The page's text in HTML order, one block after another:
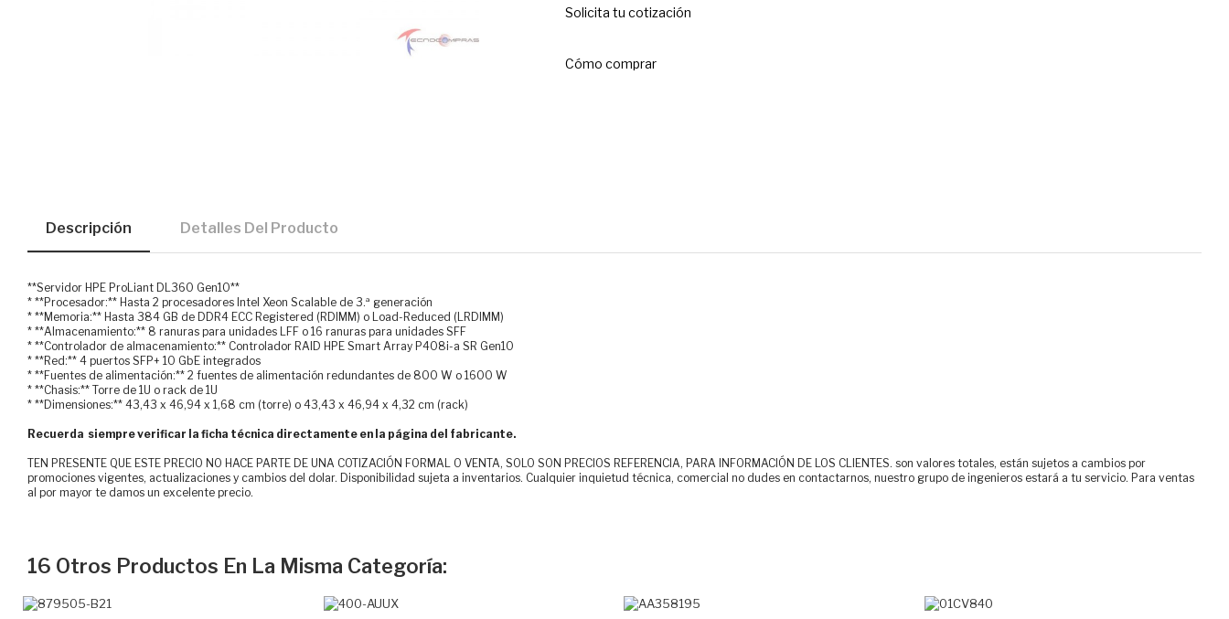
Solicita tu cotización
Cómo comprar
Descripción Detalles Del Producto
**Servidor HPE ProLiant DL360 Gen10**
* **Procesador:** Hasta 2 procesadores Intel Xeon Scalable de 3.ª generación
* **Memoria:** Hasta 384 GB de DDR4 ECC Registered (RDIMM) o Load-Reduced (LRDIMM)
* **Almacenamiento:** 8 ranuras para unidades LFF o 16 ranuras para unidades SFF
* **Controlador de almacenamiento:** Controlador RAID HPE Smart Array P408i-a SR Gen10
* **Red:** 4 puertos SFP+ 10 GbE integrados
* **Fuentes de alimentación:** 2 fuentes de alimentación redundantes de 800 W o 1600 W
* **Chasis:** Torre de 1U o rack de 1U
* **Dimensiones:** 43,43 x 46,94 x 1,68 cm (torre) o 43,43 x 46,94 x 4,32 cm (rack)
Recuerda siempre verificar la ficha técnica directamente en la página del fabricante.
TEN PRESENTE QUE ESTE PRECIO NO HACE PARTE DE UNA COTIZACIÓN FORMAL O VENTA, SOLO SON PRECIOS REFERENCIA, PARA INFORMACIÓN DE LOS CLIENTES. son valores totales, están sujetos a cambios por
promociones vigentes, actualizaciones y cambios del dolar. Disponibilidad sujeta a inventarios. Cualquier inquietud técnica, comercial no dudes en contactarnos, nuestro grupo de ingenieros estará a tu servicio. Para ventas
al por mayor te damos un excelente precio.
16 Otros Productos En La Misma Categoría: